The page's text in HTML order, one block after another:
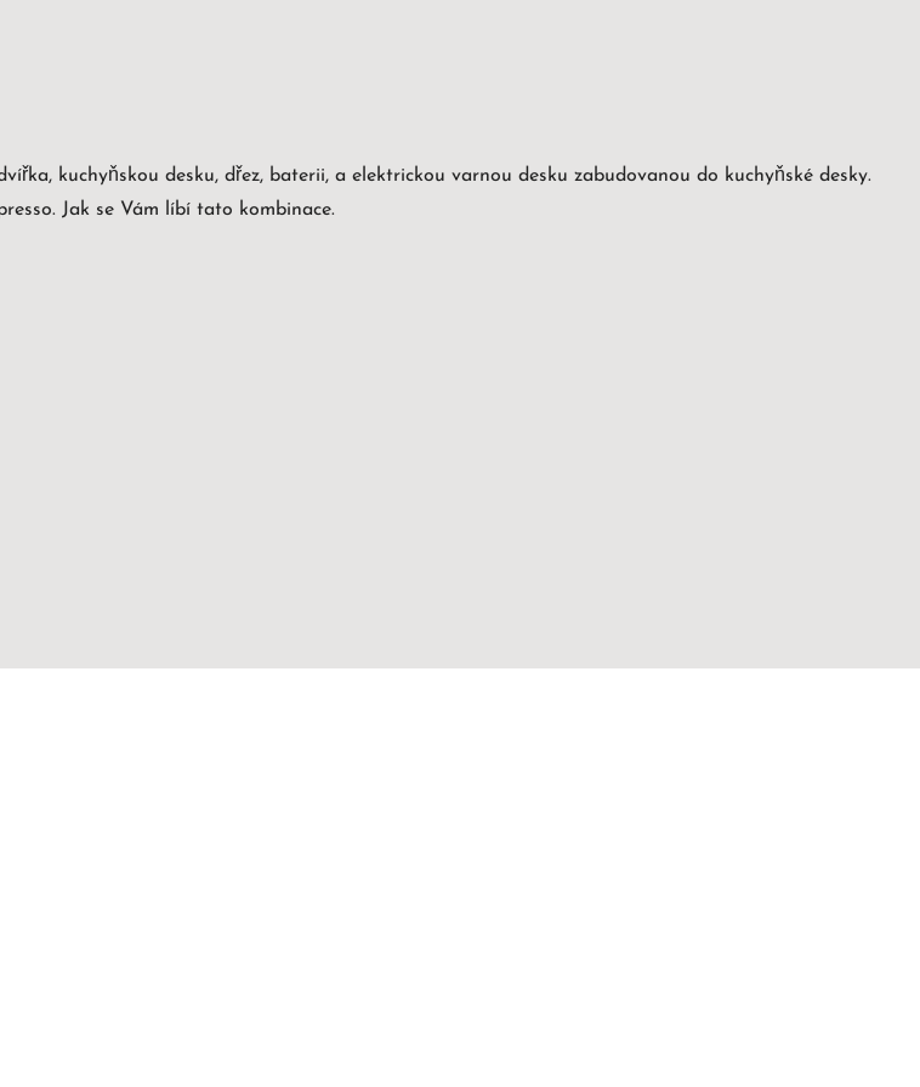
kuchyňskou desku, dřez, baterii, a elektrickou varnou desku zabudovanou do kuchyňské desky.
Jak se Vám líbí tato kombinace.